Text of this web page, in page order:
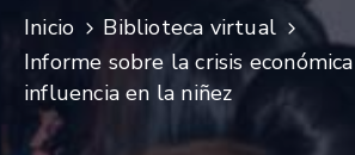
Contáctanos
Inicio
Biblioteca virtual
Informe sobre la crisis
influencia en la niñez